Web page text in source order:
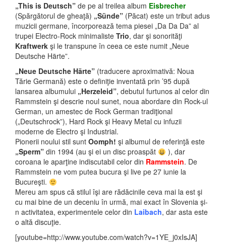
„This is Deutsch” de pe al treilea album Eisbrecher
(Spărgătorul de gheaţă) „Sünde” (Păcat) este un tribut adus
muzicii germane, încorporează tema piesei „Da Da Da” al
trupei Electro-Rock minimaliste Trio, dar şi sonorităţi
Kraftwerk şi le transpune în ceea ce este numit „Neue
Deutsche Härte”.
„Neue Deutsche Härte” (traducere aproximativă: Noua
Tărie Germană) este o definiţie inventată prin ’95 după
lansarea albumului „Herzeleid”, debutul furtunos al celor din
Rammstein şi descrie noul sunet, noua abordare din Rock-ul
German, un amestec de Rock German tradiţional
(„Deutschrock”), Hard Rock şi Heavy Metal cu infuzii
moderne de Electro şi Industrial.
Pionerii noului stil sunt Oomph! şi albumul de referinţă este
„Sperm” din 1994 (au şi ei un disc proaspăt
), dar
coroana le aparţine indiscutabil celor din Rammstein. De
Rammstein ne vom putea bucura şi live pe 27 iunie la
Bucureşti.
Mereu am spus că stilul îşi are rădăcinile ceva mai la est şi
cu mai bine de un deceniu în urmă, mai exact în Slovenia şi-
n activitatea, experimentele celor din Laibach, dar asta este
o altă discuţie.
[youtube=http://www.youtube.com/watch?v=1YE_j0xIsJA]